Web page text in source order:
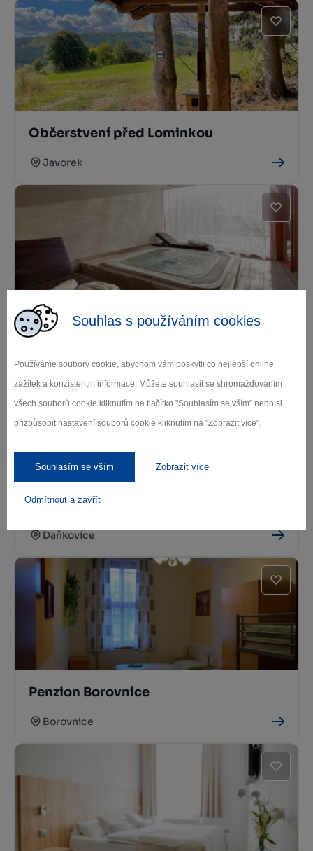
Souhlas s používáním cookies
Používáme soubory cookie, abychom vám poskytli co nejlepší online
zážitek a konzistentní informace. Můžete souhlasit se shromažďováním
všech souborů cookie kliknutím na tlačítko "Souhlasím se vším" nebo si
přizpůsobit nastavení souborů cookie kliknutím na "Zobrazit více".
Souhlasím se vším Zobrazit více
Odmítnout a zavřít
Občerstvení před Lominkou
Javorek
Hotel Líšenský Dvůr
Penzion a restaurace Selský dvůr
Daňkovice
Penzion Borovnice
Borovnice